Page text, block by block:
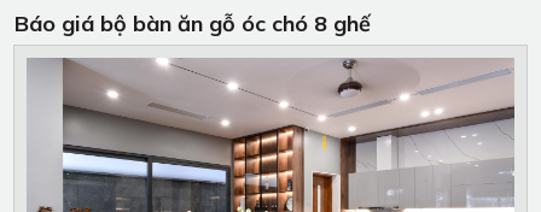
Báo giá bộ bàn ăn gỗ óc chó 8 ghế